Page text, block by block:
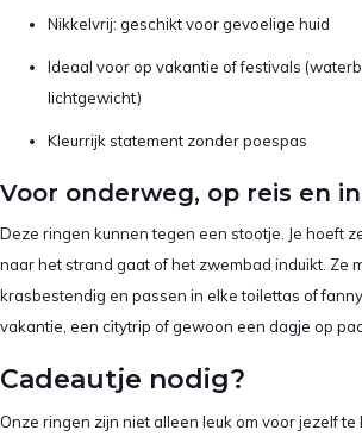
Nikkelvrij: geschikt voor gevoelige huid
Ideaal voor op vakantie of festivals
lichtgewicht)
Kleurrijk statement zonder poespas
Voor onderweg, op reis en
Deze ringen kunnen tegen een stootje. Je hoeft
naar het strand gaat of het zwembad induikt. Ze
krasbestendig en passen in elke toilettas of
vakantie, een citytrip of gewoon een dagje op
Cadeautje nodig?
Onze ringen zijn niet alleen leuk om voor jezelf te